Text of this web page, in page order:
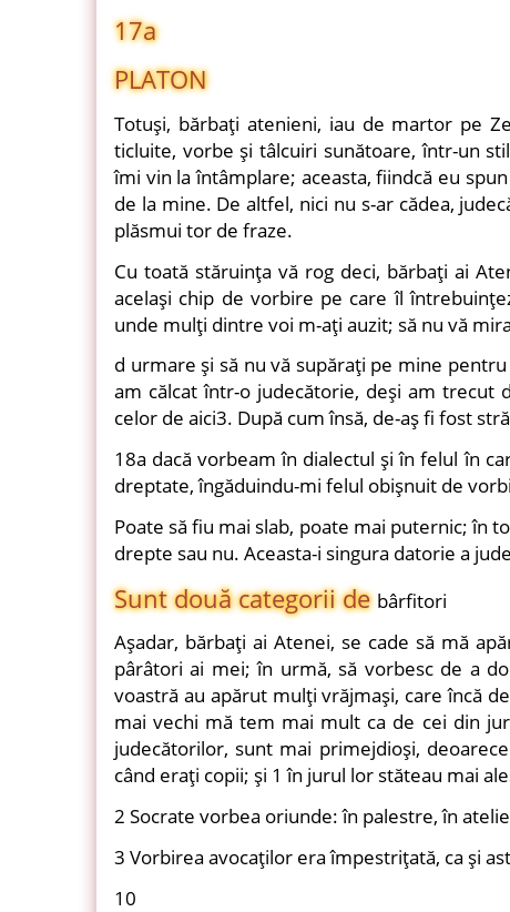
17a
PLATON
Totuşi, bărbaţi atenieni, iau de martor pe
ticluite, vorbe şi tâlcuiri sunătoare, într-un
îmi vin la întâmplare; aceasta, fiindcă eu
de la mine. De altfel, nici nu s-ar cădea,
plăsmui tor de fraze.
Cu toată stăruinţa vă rog deci, bărbaţi ai
acelaşi chip de vorbire pe care îl
unde mulţi dintre voi m-aţi auzit; să nu vă
d urmare şi să nu vă supăraţi pe mine
am călcat într-o judecătorie, deşi am trecut
celor de aici3. După cum însă, de-aş fi fost
18a dacă vorbeam în dialectul şi în felul în
dreptate, îngăduindu-mi felul obişnuit de
Poate să fiu mai slab, poate mai puternic; în
drepte sau nu. Aceasta-i singura datorie a
Sunt două categorii debârfitori
Aşadar, bărbaţi ai Atenei, se cade să mă
pârâtori ai mei; în urmă, să vorbesc de a
voastră au apărut mulţi vrăjmaşi, care încă
mai vechi mă tem mai mult ca de cei din
judecătorilor, sunt mai primejdioşi,
când eraţi copii; şi 1 în jurul lor stăteau mai
2 Socrate vorbea oriunde: în palestre, în
3 Vorbirea avocaţilor era împestriţată, ca şi
10